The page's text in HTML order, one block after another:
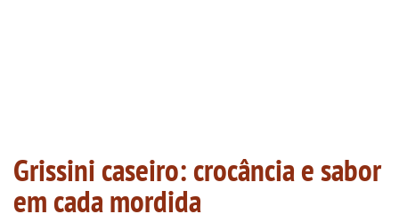
Grissini caseiro: crocância e sabor
em cada mordida